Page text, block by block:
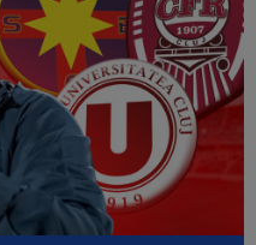
alt club...
să-ți spun ce face
zic”
la CFR Cluj, Edi
a dat declarația
mă...